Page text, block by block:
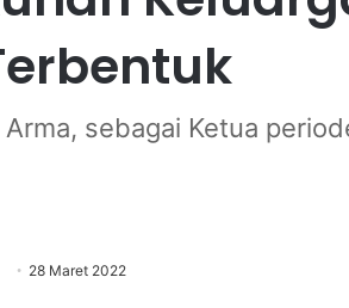
Arma, sebagai Ketua
28 Maret 2022